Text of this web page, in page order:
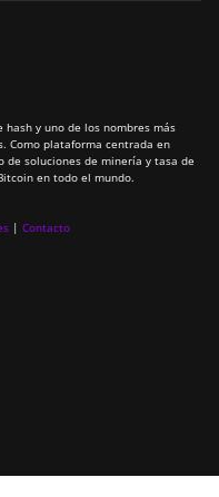
y uno de los nombres más
Como plataforma centrada en
de soluciones de minería y tasa de
en todo el mundo.
| Contacto